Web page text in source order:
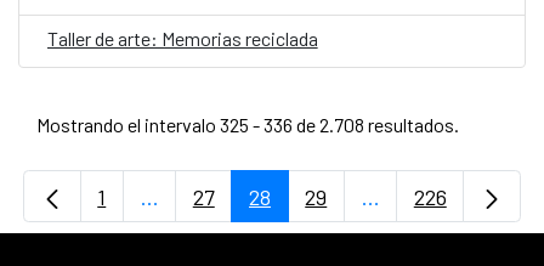
Taller de arte: Memorias reciclada
Mostrando el intervalo 325 - 336 de 2.708 resultados.
Página
1 ...Páginas intermedias Use TAB para
Página
27 Página
28 Página
29 ...PáginasPágina
226